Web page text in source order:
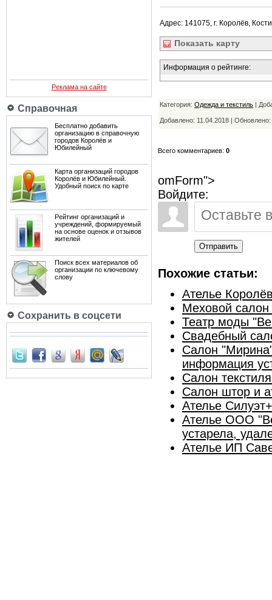
Реклама на сайте
Справочная
Бесплатно добавить
организацию в справочную
городов Королёв и
Юбилейный
Карта организаций городов
Королёв и Юбилейный.
Удобный поиск по карте
Рейтинг организаций и
учреждений, формируемый
на основе оценок и отзывов
жителей
Поиск всех материалов об
организации по ключевому
слову
Сохранить в соцсети
Адрес: 141075, г. Королёв,
Показать карту
Информация о рейтинге:
Категория: Одежда и текстиль |
Добавлено: 11.04.2018 | Обновлено:
Всего комментариев: 0
omForm">
Войдите:
Отправить
Похожие статьи:
Ателье
Меховой
Театр моды
Свадебный
Салон
информация
Салон
Салон штор и
Ателье
Ателье ООО
устарела,
Ателье ИП